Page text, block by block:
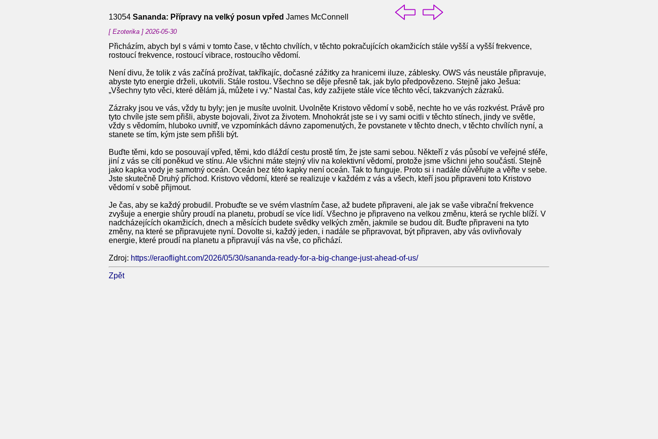
13054 Sananda: Přípravy na velký posun vpřed James McConnell
[ Ezoterika ] 2026-05-30
Přicházím, abych byl s vámi v tomto čase, v těchto chvílích, v těchto pokračujících okamžicích stále vyšší a vyšší frekvence,
rostoucí frekvence, rostoucí vibrace, rostoucího vědomí.
Není divu, že tolik z vás začíná prožívat, takříkajíc, dočasné zážitky za hranicemi iluze, záblesky. OWS vás neustále připravuje,
abyste tyto energie drželi, ukotvili. Stále rostou. Všechno se děje přesně tak, jak bylo předpovězeno. Stejně jako Ješua:
„Všechny tyto věci, které dělám já, můžete i vy.“ Nastal čas, kdy zažijete stále více těchto věcí, takzvaných zázraků.
Zázraky jsou ve vás, vždy tu byly; jen je musíte uvolnit. Uvolněte Kristovo vědomí v sobě, nechte ho ve vás rozkvést. Právě pro
tyto chvíle jste sem přišli, abyste bojovali, život za životem. Mnohokrát jste se i vy sami ocitli v těchto stínech, jindy ve světle,
vždy s vědomím, hluboko uvnitř, ve vzpomínkách dávno zapomenutých, že povstanete v těchto dnech, v těchto chvílích nyní, a
stanete se tím, kým jste sem přišli být.
Buďte těmi, kdo se posouvají vpřed, těmi, kdo dláždí cestu prostě tím, že jste sami sebou. Někteří z vás působí ve veřejné sféře,
jiní z vás se cítí poněkud ve stínu. Ale všichni máte stejný vliv na kolektivní vědomí, protože jsme všichni jeho součástí. Stejně
jako kapka vody je samotný oceán. Oceán bez této kapky není oceán. Tak to funguje. Proto si i nadále důvěřujte a věřte v sebe.
Jste skutečně Druhý příchod. Kristovo vědomí, které se realizuje v každém z vás a všech, kteří jsou připraveni toto Kristovo
vědomí v sobě přijmout.
Je čas, aby se každý probudil. Probuďte se ve svém vlastním čase, až budete připraveni, ale jak se vaše vibrační frekvence
zvyšuje a energie shůry proudí na planetu, probudí se více lidí. Všechno je připraveno na velkou změnu, která se rychle blíží. V
nadcházejících okamžicích, dnech a měsících budete svědky velkých změn, jakmile se budou dít. Buďte připraveni na tyto
změny, na které se připravujete nyní. Dovolte si, každý jeden, i nadále se připravovat, být připraven, aby vás ovlivňovaly
energie, které proudí na planetu a připravují vás na vše, co přichází.
Zdroj: https://eraoflight.com/2026/05/30/sananda-ready-for-a-big-change-just-ahead-of-us/
Zpět